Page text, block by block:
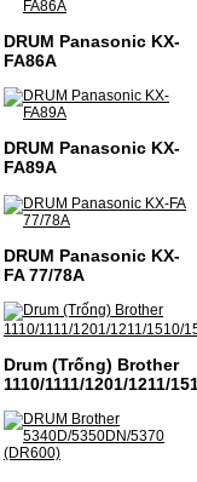
DRUM Panasonic KX-
FA86A
DRUM Panasonic KX-
FA89A
DRUM Panasonic KX-
FA 77/78A
Drum (Trống) Brother
1110/1111/1201/1211/